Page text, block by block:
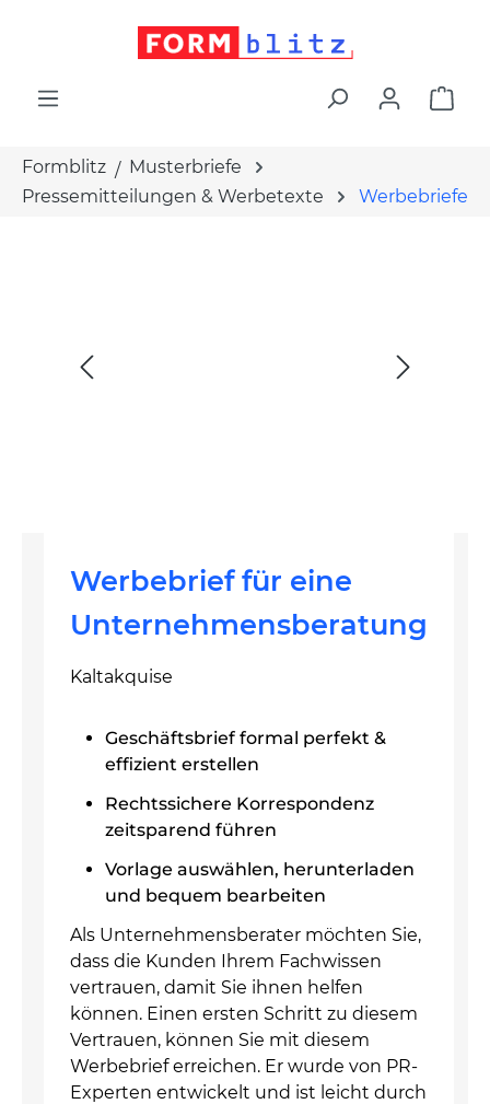
Formblitz
Musterbriefe
Pressemitteilungen & Werbetexte
Werbebriefe
Werbebrief für eine
Unternehmensberatung
Kaltakquise
Geschäftsbrief formal perfekt &
effizient erstellen
Rechtssichere Korrespondenz
zeitsparend führen
Vorlage auswählen, herunterladen
und bequem bearbeiten
Als Unternehmensberater möchten Sie,
dass die Kunden Ihrem Fachwissen
vertrauen, damit Sie ihnen helfen
können. Einen ersten Schritt zu diesem
Vertrauen, können Sie mit diesem
Werbebrief erreichen. Er wurde von PR-
Experten entwickelt und ist leicht durch